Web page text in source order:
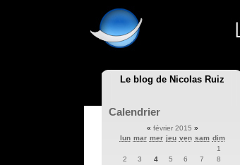
Le blog de Nicolas Ruiz
Calendrier
« février 2015 »
lun mar mer jeu ven sam dim
1
2
3 4 5 6 7
8